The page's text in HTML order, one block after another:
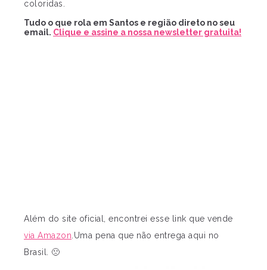
coloridas.
Tudo o que rola em Santos e região direto no seu
email. Clique e assine a nossa newsletter gratuita!
Além do site oficial, encontrei esse link que vende
via Amazon .Uma pena que não entrega aqui no
Brasil. 🙁